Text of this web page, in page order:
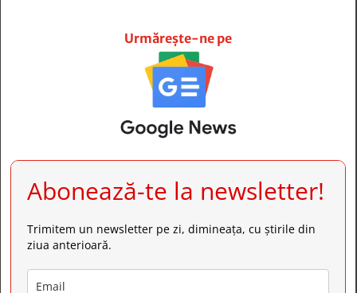
Urmărește-ne pe
Abonează-te la newsletter!
Trimitem un newsletter pe zi, dimineața, cu știrile din
ziua anterioară.